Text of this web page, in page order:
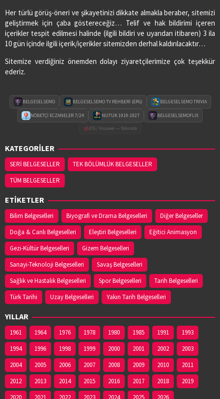
Her türlü görüş-öneri ve şikayetinizi dikkate almakla beraber, sitemizi
geliştirmek için çaba göstereceğiz… Telif ve hak bildirimi içeren
içerikler tespit edilmesi halinde (ilgili bildiri ve uyarıdan itibaren) 3 ila
10 gün içinde ilgili içerik/içerikler sitemizden derhal kaldırılacaktır…
Sitemize verdiğiniz önemden dolayı ziyaretçilerimize çok teşekkür
ederiz.
BELGESELSEMO BELGESELSEMO TV REHBERİ (EPG) BELGESELSEMO TRIVIA
NÖBETÇİ ECZANELER 7/24 NUTUK 1919-1927
BELGESELSEMOFLIX
iOS / Huawei — Yakında
KATEGORİLER
SERİ BELGESELLER
TEK BÖLÜMLÜK BELGESELLER
TÜM BELGESELLER
ETİKETLER
Bilim Belgeselleri Biyografi ve Drama Belgeselleri
Diğer Belgeseller
Doğa & Canlı Belgeselleri
Eleştiri Belgeselleri
Eğitici Animasyon
Gezi-Kültür Belgeselleri
Gizem Belgeselleri
Sanayi-Teknoloji Belgeselleri
Savaş Belgeselleri
Sağlık ve Hastalık Belgeselleri
Spor Belgeselleri
Tarih Belgeselleri
Türk Tarihi
Uzay Belgeselleri Yakın Tarih Belgeselleri
YILLAR
1961 1964 1976 1978 1980 1985 1991
1993
1994
1996 1998 1999 2000 2001 2002
2003
2004
2005 2006 2007 2008 2009 2010
2011
2012
2013 2014 2015 2016 2017 2018
2019
2020
2021 2022 2023 2024 2025 2026